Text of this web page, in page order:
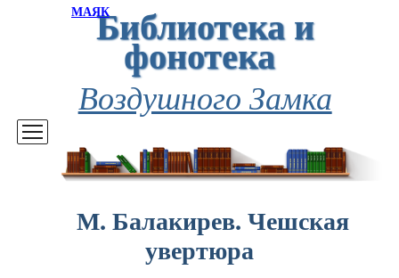
МАЯКБиблиотека и
фонотека
Воздушного Замка
М. Балакирев. Чешская
увертюра